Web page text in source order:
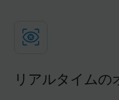
リアルタイム